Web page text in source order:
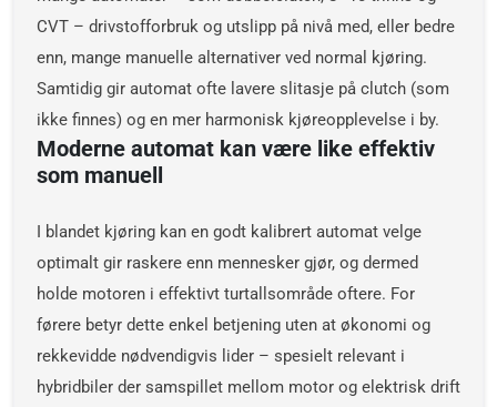
CVT – drivstofforbruk og utslipp på nivå med, eller bedre
enn, mange manuelle alternativer ved normal kjøring.
Samtidig gir automat ofte lavere slitasje på clutch (som
ikke finnes) og en mer harmonisk kjøreopplevelse i by.
Moderne automat kan være like effektiv
som manuell
I blandet kjøring kan en godt kalibrert automat velge
optimalt gir raskere enn mennesker gjør, og dermed
holde motoren i effektivt turtallsområde oftere. For
førere betyr dette enkel betjening uten at økonomi og
rekkevidde nødvendigvis lider – spesielt relevant i
hybridbiler der samspillet mellom motor og elektrisk drift